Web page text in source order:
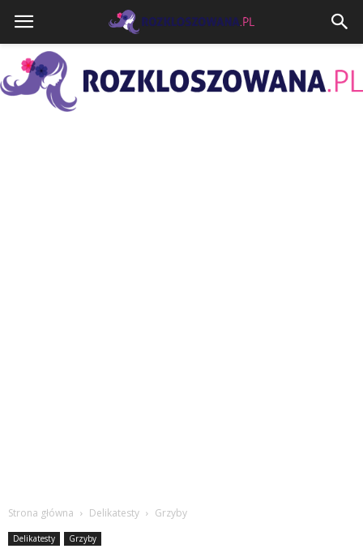
Strona główna Delikatesty Grzyby
Delikatesty Grzyby